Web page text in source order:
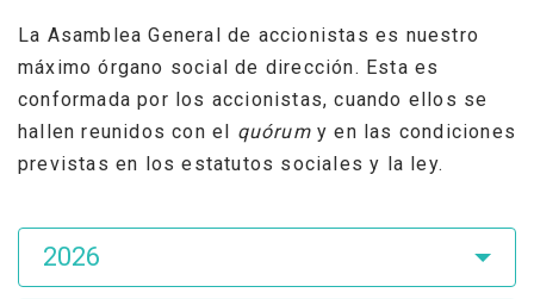
La Asamblea General de accionistas es nuestro
máximo órgano social de dirección. Esta es
conformada por los accionistas, cuando ellos se
hallen reunidos con el quórum y en las condiciones
previstas en los estatutos sociales y la ley.
Asamblea
de
Accionistas
2026